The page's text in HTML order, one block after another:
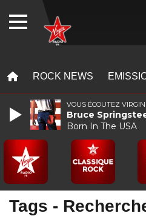
ROCK NEWS
Tags -
VOUS ÉCOUTEZ
Bruce
Born In The USA
WEBRADIO